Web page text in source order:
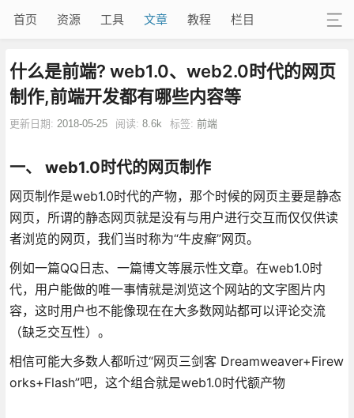
首页 资源 工具 文章 教程 栏目
什么是前端? web1.0、web2.0时代的网页
制作,前端开发都有哪些内容等
更新日期: 2018-05-25 阅读: 8.6k 标签: 前端
一、 web1.0时代的网页制作
网页制作是web1.0时代的产物，那个时候的网页主要是静态
网页，所谓的静态网页就是没有与用户进行交互而仅仅供读
者浏览的网页，我们当时称为“牛皮癣”网页。
例如一篇QQ日志、一篇博文等展示性文章。在web1.0时
代，用户能做的唯一事情就是浏览这个网站的文字图片内
容，这时用户也不能像现在在大多数网站都可以评论交流
（缺乏交互性）。
相信可能大多数人都听过“网页三剑客 Dreamweaver+Firew
orks+Flash”吧，这个组合就是web1.0时代额产物